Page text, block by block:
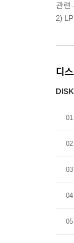
관련
2)
디
01
02
03
04
05